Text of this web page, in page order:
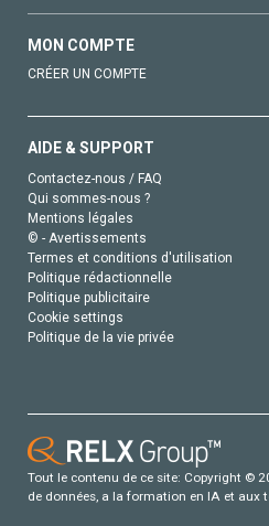
MON COMPTE
CRÉER UN COMPTE
AIDE & SUPPORT
Contactez-nous / FAQ
Qui sommes-nous ?
Mentions légales
© - Avertissements
Termes et conditions d'utilisation
Politique rédactionnelle
Politique publicitaire
Cookie settings
Politique de la vie privée
Tout le contenu de ce site: Copyright ©
de données, a la formation en IA et aux